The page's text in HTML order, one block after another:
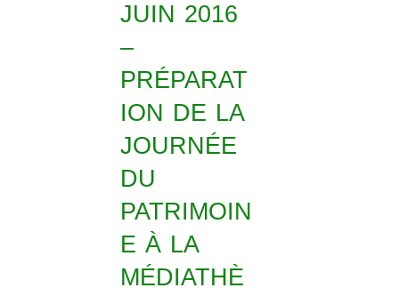
JUIN 2016
–
PRÉPARAT
ION DE LA
JOURNÉE
DU
PATRIMOIN
E À LA
MÉDIATHÈ